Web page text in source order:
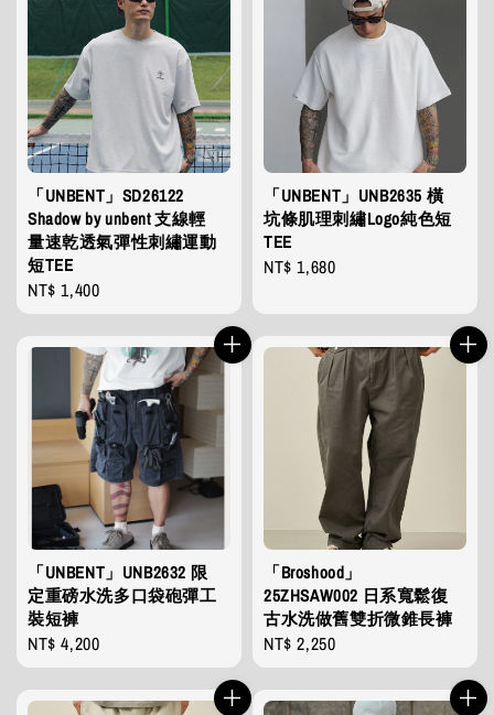
「UNBENT」SD26122
Shadow by unbent 支線輕
量速乾透氣彈性刺繡運動
短TEE
Regular
price
NT$ 1,400
「UNBENT」UNB2635 橫
坑條肌理刺繡Logo純色短
TEE
Regular
NT$ 1,680
「UNBENT」UNB2632 限
定重磅水洗多口袋砲彈工
裝短褲
Regular
price
NT$ 4,200
「Broshood」
25ZHSAW002 日系寬鬆復
古水洗做舊雙折微錐長褲
Regular
price
NT$ 2,250